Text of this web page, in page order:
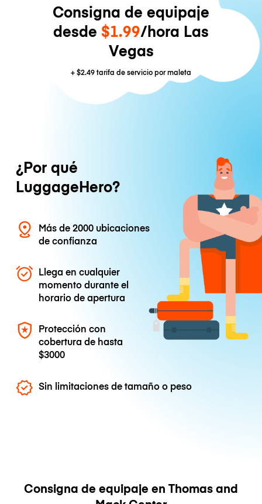
Consigna de equipaje
desde $1.99/hora Las
Vegas
+$2.49tarifa de servicio por maleta
¿Por qué
LuggageHero?
Más de 2000 ubicaciones
de confianza
Llega en cualquier
momento durante el
horario de apertura
Protección con
cobertura de hasta
$3000
Sin limitaciones de tamaño o peso
Consigna de equipaje en Thomas and